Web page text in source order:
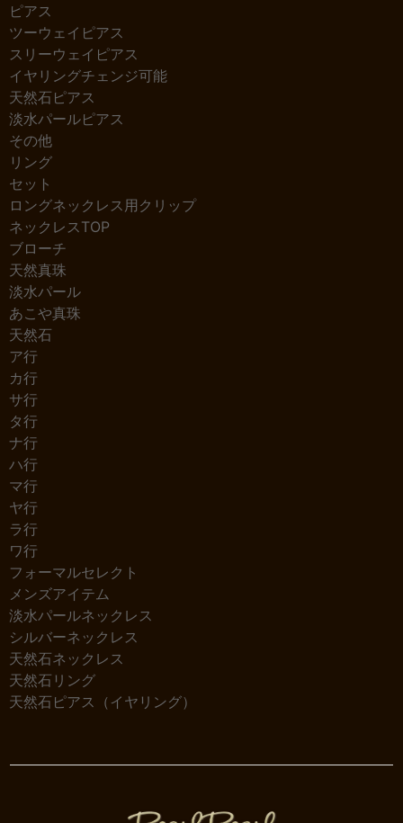
ピアス
ツーウェイピアス
スリーウェイピアス
イヤリングチェンジ可能
天然石ピアス
淡水パールピアス
その他
リング
セット
ロングネックレス用クリップ
ネックレスTOP
ブローチ
天然真珠
淡水パール
あこや真珠
天然石
ア行
カ行
サ行
タ行
ナ行
ハ行
マ行
ヤ行
ラ行
ワ行
フォーマルセレクト
メンズアイテム
淡水パールネックレス
シルバーネックレス
天然石ネックレス
天然石リング
天然石ピアス（イヤリング）